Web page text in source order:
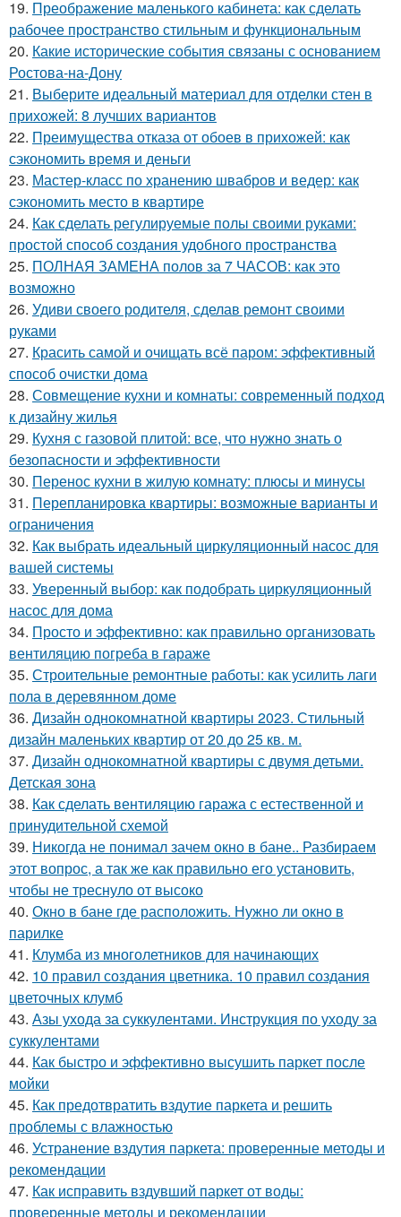
19. Преображение маленького кабинета: как сделать
рабочее пространство стильным и функциональным
20. Какие исторические события связаны с основанием
Ростова-на-Дону
21. Выберите идеальный материал для отделки стен в
прихожей: 8 лучших вариантов
22. Преимущества отказа от обоев в прихожей: как
сэкономить время и деньги
23. Мастер-класс по хранению швабров и ведер: как
сэкономить место в квартире
24. Как сделать регулируемые полы своими руками:
простой способ создания удобного пространства
25. ПОЛНАЯ ЗАМЕНА полов за 7 ЧАСОВ: как это
возможно
26. Удиви своего родителя, сделав ремонт своими
руками
27. Красить самой и очищать всё паром: эффективный
способ очистки дома
28. Совмещение кухни и комнаты: современный подход
к дизайну жилья
29. Кухня с газовой плитой: все, что нужно знать о
безопасности и эффективности
30. Перенос кухни в жилую комнату: плюсы и минусы
31. Перепланировка квартиры: возможные варианты и
ограничения
32. Как выбрать идеальный циркуляционный насос для
вашей системы
33. Уверенный выбор: как подобрать циркуляционный
насос для дома
34. Просто и эффективно: как правильно организовать
вентиляцию погреба в гараже
35. Строительные ремонтные работы: как усилить лаги
пола в деревянном доме
36. Дизайн однокомнатной квартиры 2023. Стильный
дизайн маленьких квартир от 20 до 25 кв. м.
37. Дизайн однокомнатной квартиры с двумя детьми.
Детская зона
38. Как сделать вентиляцию гаража с естественной и
принудительной схемой
39. Никогда не понимал зачем окно в бане.. Разбираем
этот вопрос, а так же как правильно его установить,
чтобы не треснуло от высоко
40. Окно в бане где расположить. Нужно ли окно в
парилке
41. Клумба из многолетников для начинающих
42. 10 правил создания цветника. 10 правил создания
цветочных клумб
43. Азы ухода за суккулентами. Инструкция по уходу за
суккулентами
44. Как быстро и эффективно высушить паркет после
мойки
45. Как предотвратить вздутие паркета и решить
проблемы с влажностью
46. Устранение вздутия паркета: проверенные методы и
рекомендации
47. Как исправить вздувший паркет от воды:
проверенные методы и рекомендации